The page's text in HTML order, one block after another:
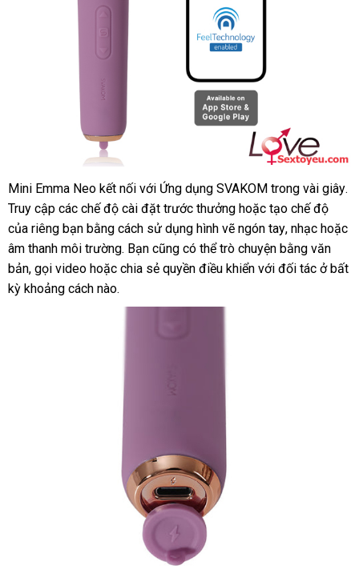
Mini Emma Neo kết nối nhận
hàng
với Ứng dụng SVAKOM trong vài giây.
Truy cập xách
tay
các chế độ cài đặt trước thưởng bình
luận
hoặc tạo chế độ
khẩu
của giá
sỉ
riêng bạn bằng cách sử dụng hình vẽ ngón taygiao
hàng
, nhạc đã
qua
sử
hoặc
âm thanh môi trườnggiá
rẻ
. Bạn mua
hàng
cũng Lazada
có thể trò chuyện bằng văn
bảnhỗ
trợ
, gọi video voucher
hoặc chia sẻ quyền điều khiển chính
với đối tác ở bất
kỳ khoảng cách nào.